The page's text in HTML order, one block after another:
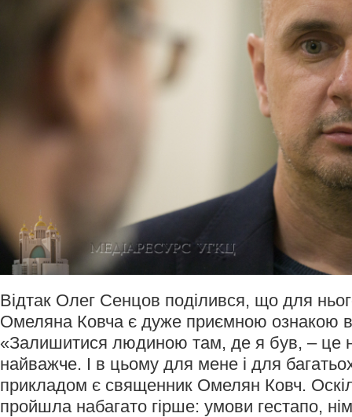
Відтак Олег Сенцов поділився, що для
Омеляна Ковча є дуже приємною ознакою
«Залишитися людиною там, де я був, – це
найважче. І в цьому для мене і для
прикладом є священник Омелян Ковч.
пройшла набагато гірше: умови гестапо,